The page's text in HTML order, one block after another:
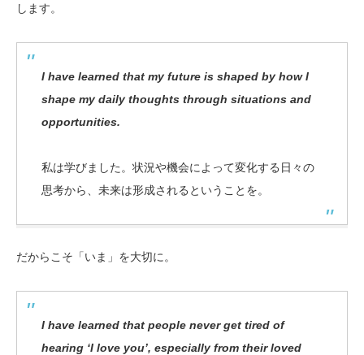
します。
I have learned that my future is shaped by how I
shape my daily thoughts through situations and
opportunities.
私は学びました。状況や機会によって変化する日々の
思考から、未来は形成されるということを。
だからこそ「いま」を大切に。
I have learned that people never get tired of
hearing ‘I love you’, especially from their loved